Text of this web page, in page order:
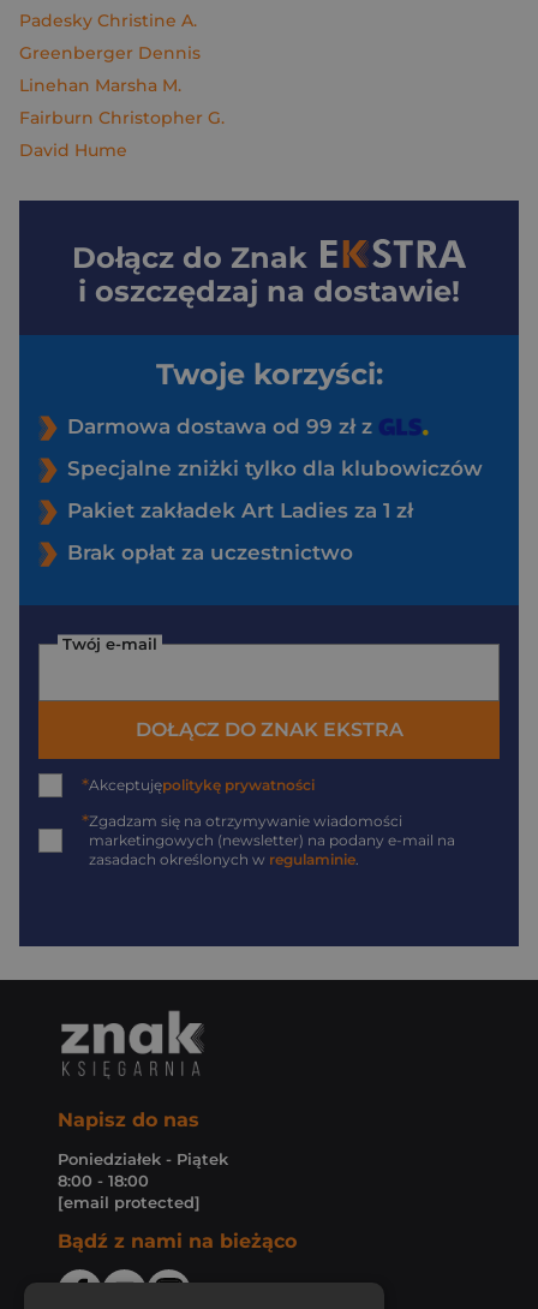
Padesky Christine A.
Greenberger Dennis
Linehan Marsha M.
Fairburn Christopher G.
David Hume
Dołącz do Znak
i oszczędzaj na dostawie!
Twoje korzyści:
Darmowa dostawa od 99 zł z
Specjalne zniżki tylko dla klubowiczów
Pakiet zakładek Art Ladies za 1 zł
Brak opłat za uczestnictwo
Twój e-mail
DOŁĄCZ DO ZNAK EKSTRA
*Akceptujępolitykę prywatności
*Zgadzam się na otrzymywanie wiadomości
marketingowych (newsletter) na podany e-mail na
zasadach określonych w regulaminie.
Napisz do nas
Poniedziałek - Piątek
8:00 - 18:00
[email protected]
Bądź z nami na bieżąco